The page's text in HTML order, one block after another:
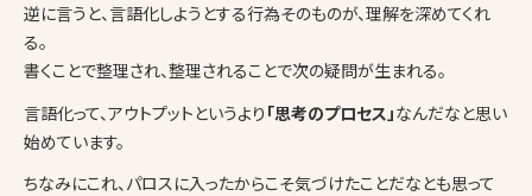
逆に言うと、言語化しようとする行為そのものが、理解を深めてくれ
る。
書くことで整理され、整理されることで次の疑問が生まれる。
言語化って、アウトプットというより 「思考のプロセス」なんだなと思い
始めています。
ちなみにこれ、パロスに入ったからこそ気づけたことだなとも思って